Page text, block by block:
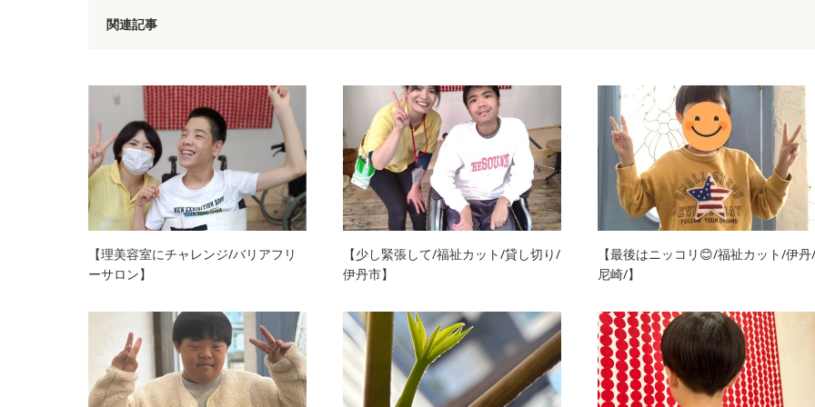
関連記事
【理美容室にチャレンジ/バリアフリ
ーサロン】
【少し緊張して/福祉カット/貸し切り/
伊丹市】
【最後はニッコリ😊/福祉カット/伊丹/
尼崎/】